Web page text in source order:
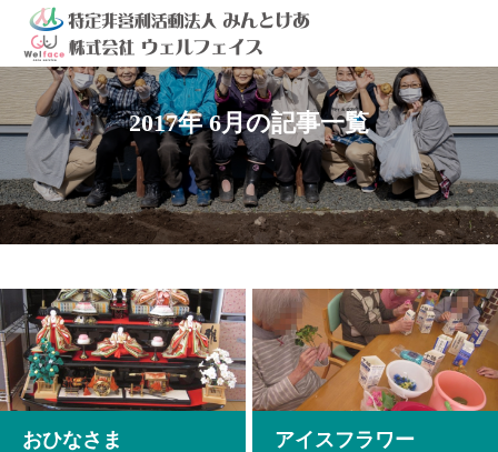
2017年 6月の記事一覧
おひなさま アイスフラワー